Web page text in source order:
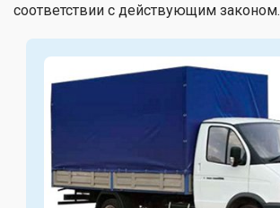
соответствии с действующим законом.